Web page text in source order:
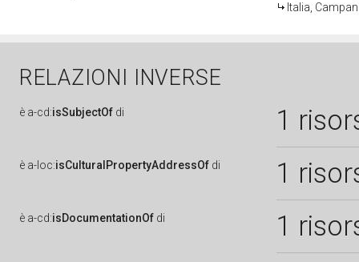
Italia,
RELAZIONI INVERSE
è a-cd:isSubjectOf di 1
è a-loc:isCulturalPropertyAddressOf di 1
è a-cd:isDocumentationOf di 1